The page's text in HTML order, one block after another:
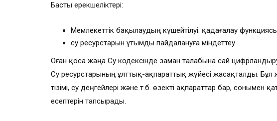
Басты ерекшеліктері:
Мемлекеттік бақылаудың күшейтілуі: қадағалау
су ресурстарын ұтымды пайдалануға міндеттеу.
Оған қоса жаңа Су кодексінде заман талабына сай
Су ресурстарының ұлттық-ақпараттық жүйесі жасақталды.
тізімі, су деңгейлері және т.б. өзекті ақпараттар бар,
есептерін тапсырады.